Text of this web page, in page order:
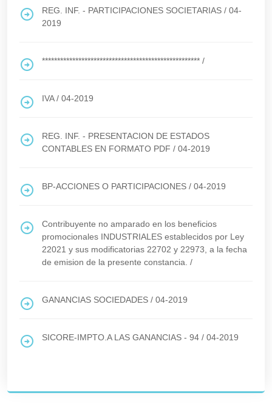
REG. INF. - PARTICIPACIONES SOCIETARIAS / 04-
2019
**************************************************** /
IVA/ 04-2019
REG. INF. - PRESENTACION DE ESTADOS
CONTABLES EN FORMATO PDF / 04-2019
BP-ACCIONES O PARTICIPACIONES / 04-2019
Contribuyente no amparado en los beneficios
promocionales INDUSTRIALES establecidos por Ley
22021 y sus modificatorias 22702 y 22973, a la fecha
de emision de la presente constancia. /
GANANCIAS SOCIEDADES / 04-2019
SICORE-IMPTO.A LAS GANANCIAS - 94 / 04-2019